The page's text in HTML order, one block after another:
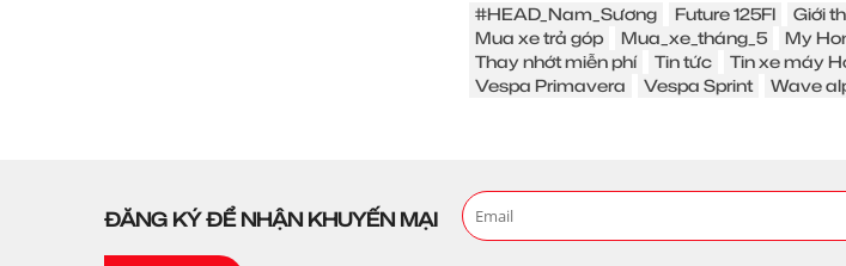
#HEAD_Nam_Sương Future 125FI Giới
Mua xe trả góp
Mua_xe_tháng_5 My
Thay nhớt miễn phí
Tin tức Tin xe máy
Vespa Primavera
Vespa Sprint Wave
ĐĂNG KÝ ĐỂ NHẬN KHUYẾN MẠI